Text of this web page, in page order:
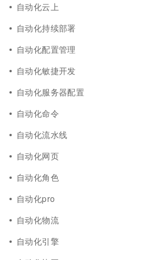
自动化云上
自动化持续部署
自动化配置管理
自动化敏捷开发
自动化服务器配置
自动化命令
自动化流水线
自动化网页
自动化角色
自动化pro
自动化物流
自动化引擎